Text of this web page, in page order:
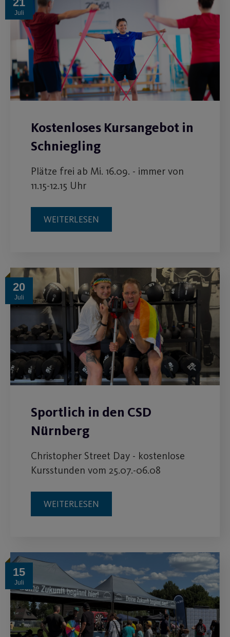
Juli
Kostenloses Kursangebot in
Schniegling
Plätze frei ab Mi. 16.09. - immer von
11.15-12.15 Uhr
WEITERLESEN
20
Juli
Sportlich in den CSD
Nürnberg
Christopher Street Day - kostenlose
Kursstunden vom 25.07.-06.08
WEITERLESEN
15
Juli